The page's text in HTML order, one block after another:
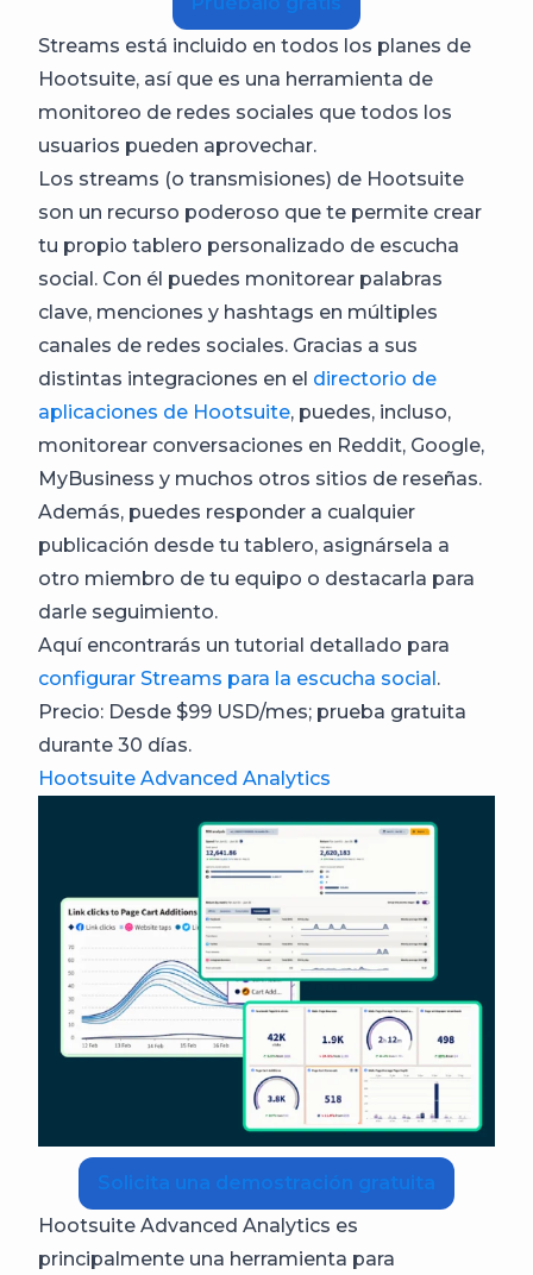
Streams está incluido en todos los planes de
Hootsuite, así que es una herramienta de
monitoreo de redes sociales que todos los
usuarios pueden aprovechar.
Los streams (o transmisiones) de Hootsuite
son un recurso poderoso que te permite crear
tu propio tablero personalizado de escucha
social. Con él puedes monitorear palabras
clave, menciones y hashtags en múltiples
canales de redes sociales. Gracias a sus
distintas integraciones en el directorio de
aplicaciones de Hootsuite, puedes, incluso,
monitorear conversaciones en Reddit, Google,
MyBusiness y muchos otros sitios de reseñas.
Además, puedes responder a cualquier
publicación desde tu tablero, asignársela a
otro miembro de tu equipo o destacarla para
darle seguimiento.
Aquí encontrarás un tutorial detallado para
configurar Streams para la escucha social.
Precio: Desde $99 USD/mes; prueba gratuita
durante 30 días.
Hootsuite Advanced Analytics
Solicita una demostración gratuita
Hootsuite Advanced Analytics es
principalmente una herramienta para